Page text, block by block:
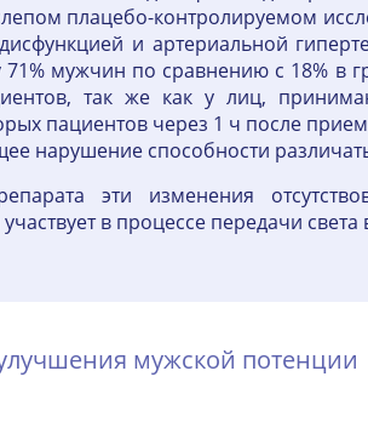
плацебо-контролируемом
и артериальной
мужчин по сравнению с 18% в
так же как у лиц,
пациентов через 1 ч после
нарушение способности
эти изменения
в процессе передачи света
мужской потенции